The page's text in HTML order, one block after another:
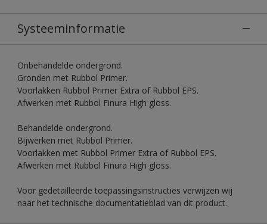
Systeeminformatie
Onbehandelde ondergrond.
Gronden met Rubbol Primer.
Voorlakken Rubbol Primer Extra of Rubbol EPS.
Afwerken met Rubbol Finura High gloss.
Behandelde ondergrond.
Bijwerken met Rubbol Primer.
Voorlakken met Rubbol Primer Extra of Rubbol EPS.
Afwerken met Rubbol Finura High gloss.
Voor gedetailleerde toepassingsinstructies verwijzen wij
naar het technische documentatieblad van dit product.